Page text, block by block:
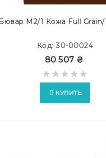
М2/1 Кожа Full Grain/
Код: 30-00024
80 507 ₴
КУПИТЬ